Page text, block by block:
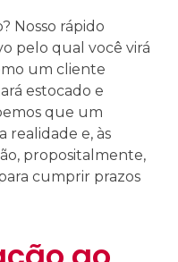
Nosso rápido
pelo qual você virá
um cliente
estocado e
que um
realidade e, às
propositalmente,
cumprir prazos